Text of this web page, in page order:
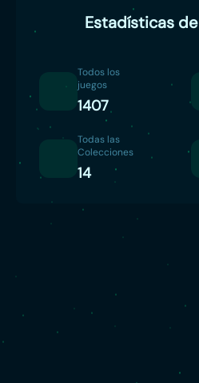
Estadísticas de
Todos los
juegos
1407
Todas las
Colecciones
14